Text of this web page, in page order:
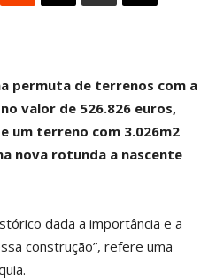
permuta de terrenos com a
valor de 526.826 euros,
um terreno com 3.026m2
nova rotunda a nascente
dada a importância e a
construção”, refere uma